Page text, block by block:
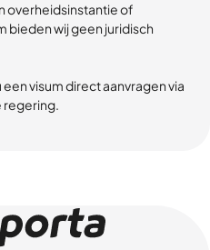
overheidsinstantie of
bieden wij geen juridisch
visum direct aanvragen via
regering.